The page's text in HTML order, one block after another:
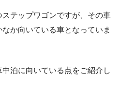
テップワゴンですが、その車
か向いている車となっていま
泊に向いている点をご紹介し